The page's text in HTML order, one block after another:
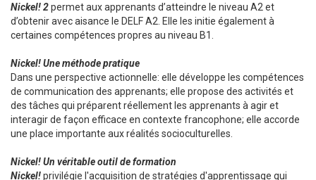
Nickel! 2permet aux apprenants d’atteindre le niveau A2 et
d’obtenir avec aisance le DELF A2. Elle les initie également à
certaines compétences propres au niveau B1.
Nickel! Une méthode pratique
Dans une perspective actionnelle: elle développe les compétences
de communication des apprenants; elle propose des activités et
des tâches qui préparent réellement les apprenants à agir et
interagir de façon efficace en contexte francophone; elle accorde
une place importante aux réalités socioculturelles.
Nickel! Un véritable outil de formation
Nickel!privilégie l'acquisition de stratégies d'apprentissage qui